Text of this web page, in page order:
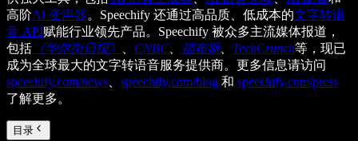
高阶AI 变声器。Speechify 还通过高品质、低成本的文字转语
音 API赋能行业领先产品。Speechify 被众多主流媒体报道，
包括 《华尔街日报》 CNBC 福布斯、 TechCrunch等，现已
成为全球最大的文字转语音服务提供商。更多信息请访问
speechify.com/news
speechify.com/blog 和 speechify.com/press
了解更多。
目录